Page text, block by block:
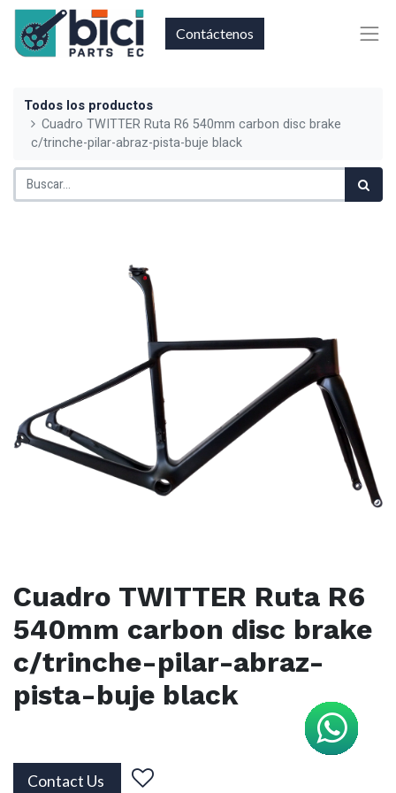
Contáctenos
Todos los productos
Cuadro TWITTER Ruta R6 540mm carbon disc brake
c/trinche-pilar-abraz-pista-buje black
Cuadro TWITTER Ruta R6
540mm carbon disc brake
c/trinche-pilar-abraz-
pista-buje black
Contact Us